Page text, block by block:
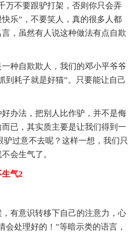
万不要跟驴打架，否则你只会弄
乐”，不要笑人，真的很多人都
，虽然有人说这种做法有点自欺
种自欺欺人，我们的邓小平爷爷
到耗子就是好猫”。只要能让自己
办法，把别人比作驴，并不是侮
已，其实质主要是让我们得到一
驴过意不去呢？这样一想，我们只
会生气了。
气2
有意识转移下自己的注意力，心
会处理好的！”等暗示类的语言，